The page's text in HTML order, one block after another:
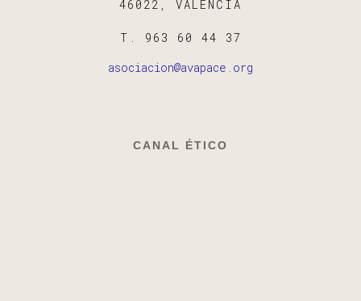
46022, VALENCIA
T. 963 60 44 37
asociacion@avapace.org
CANAL ÉTICO